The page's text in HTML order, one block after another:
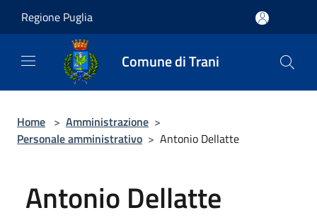
Regione Puglia
Comune di Trani
Home > Amministrazione >
Personale amministrativo > Antonio Dellatte
Antonio Dellatte